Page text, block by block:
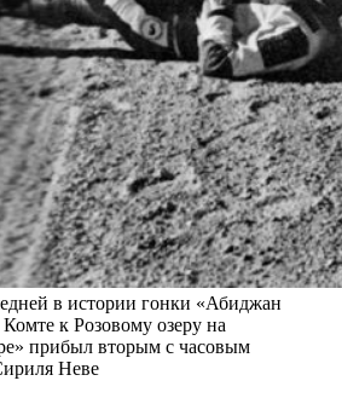
в истории гонки «Абиджан
к Розовому озеру на
прибыл вторым с часовым
Неве